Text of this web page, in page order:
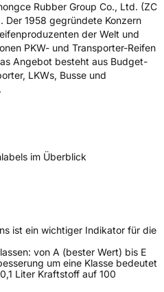
/ Alpine-SymbolJa
(GPSR)
GmbH, Hollerithallee 17
Rubber Group Co., Ltd. (ZC
Der 1958 gegründete Konzern
der Welt und
PKW- und Transporter-Reifen
Angebot besteht aus Budget-
LKWs, Busse und
im Überblick
ist ein wichtiger Indikator für die
von A (bester Wert) bis E
um eine Klasse bedeutet
Liter Kraftstoff auf 100